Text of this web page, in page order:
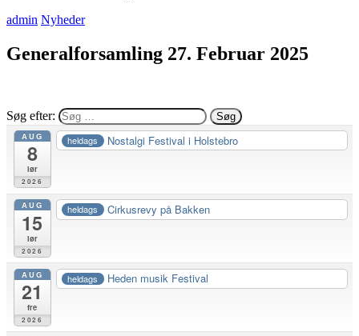
admin Nyheder
Generalforsamling 27. Februar 2025
Søg efter:
AUG
8
lør
2026
heldags Nostalgi Festival i Holstebro
AUG
15
lør
2026
heldags Cirkusrevy på Bakken
AUG
21
fre
2026
heldags Heden musik Festival